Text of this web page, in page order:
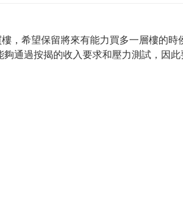
，希望保留將來有能力買多一層樓的時
通過按揭的收入要求和壓力測試，因